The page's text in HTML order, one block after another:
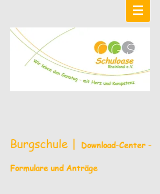
Burgschule | Download-Center -
Formulare und Anträge